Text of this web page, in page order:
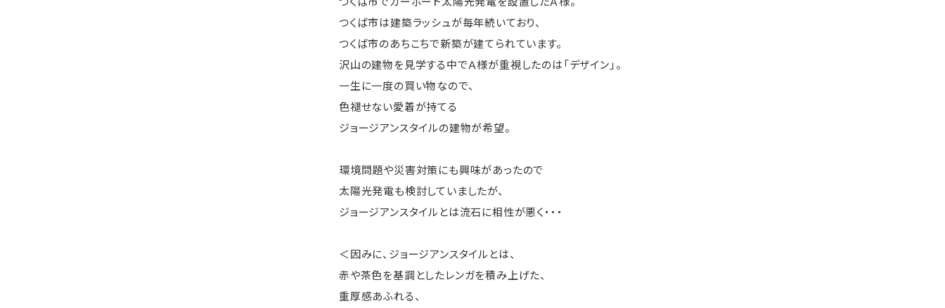
つくば市は建築ラッシュが毎年続いており、
つくば市のあちこちで新築が建てられています。
沢山の建物を見学する中でＡ様が重視したのは「デザイン」。
一生に一度の買い物なので、
色褪せない愛着が持てる
ジョージアンスタイルの建物が希望。
環境問題や災害対策にも興味があったので
太陽光発電も検討していましたが、
ジョージアンスタイルとは流石に相性が悪く・・・
＜因みに、ジョージアンスタイルとは、
赤や茶色を基調としたレンガを積み上げた、
重厚感あふれる、